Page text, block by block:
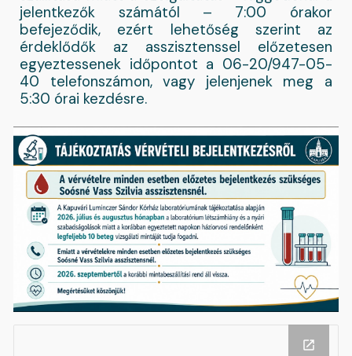
jelentkezők számától – 7:00 órakor
befejeződik, ezért lehetőség szerint az
érdeklődők az asszisztenssel előzetesen
egyeztessenek időpontot a 06-20/947-05-
40 telefonszámon, vagy jelenjenek meg a
5:30 órai kezdésre.